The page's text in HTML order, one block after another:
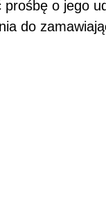
o jego
do